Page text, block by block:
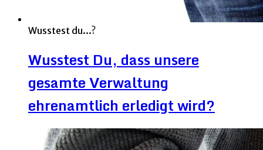
Wusstest du...?
Wusstest Du, dass unsere
gesamte Verwaltung
ehrenamtlich erledigt wird?